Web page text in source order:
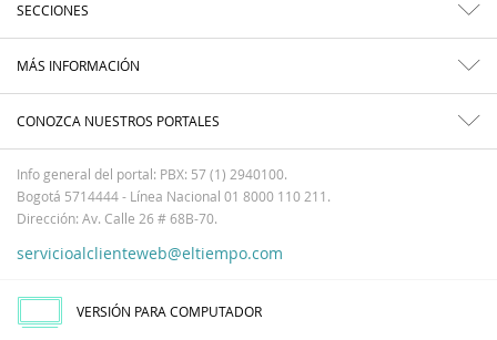
SECCIONES
MÁS INFORMACIÓN
CONOZCA NUESTROS PORTALES
Info general del portal: PBX: 57 (1) 2940100.
Bogotá 5714444 - Línea Nacional 01 8000 110 211.
Dirección: Av. Calle 26 # 68B-70.
servicioalclienteweb@eltiempo.com
VERSIÓN PARA COMPUTADOR